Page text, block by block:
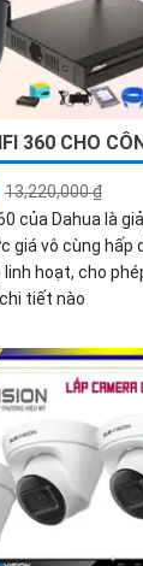
360 CHO
13,220,000 ₫
của Dahua là
hấp dẫn. Được trang
linh hoạt, cho
tiết nào